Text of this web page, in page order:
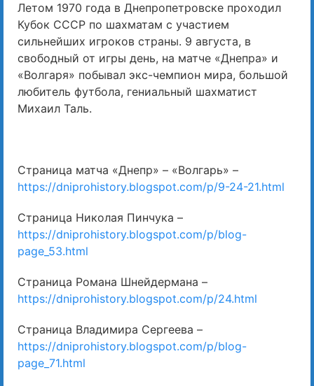
Летом 1970 года в Днепропетровске проходил
Кубок СССР по шахматам с участием
сильнейших игроков страны. 9 августа, в
свободный от игры день, на матче «Днепра» и
«Волгаря» побывал экс-чемпион мира, большой
любитель футбола, гениальный шахматист
Михаил Таль.
Страница матча «Днепр» – «Волгарь» –
https://dniprohistory.blogspot.com/p/9-24-21.html
Страница Николая Пинчука –
https://dniprohistory.blogspot.com/p/blog-
page_53.html
Страница Романа Шнейдермана –
https://dniprohistory.blogspot.com/p/24.html
Страница Владимира Сергеева –
https://dniprohistory.blogspot.com/p/blog-
page_71.html